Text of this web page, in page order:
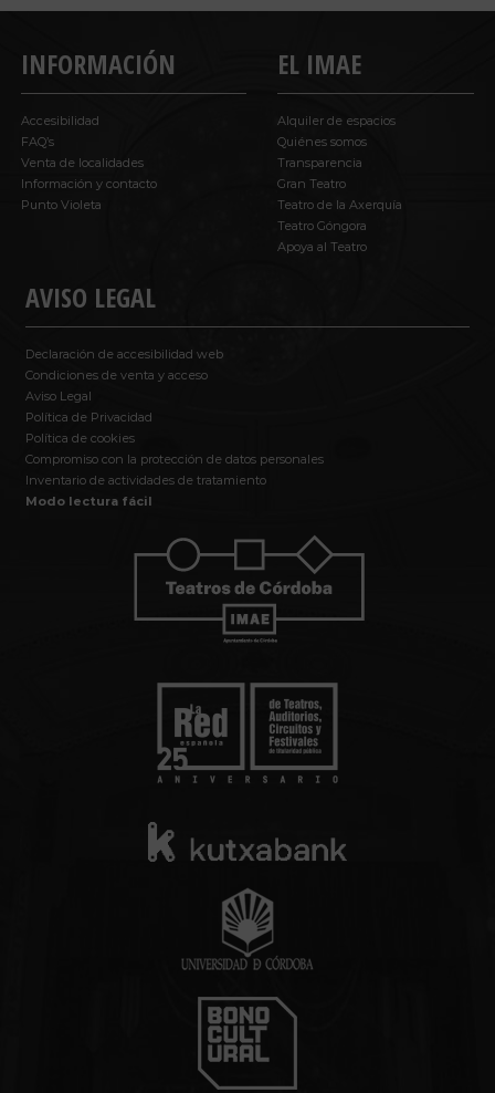
INFORMACIÓN
Accesibilidad
FAQ’s
Venta de localidades
Información y contacto
Punto Violeta
AVISO LEGAL
Declaración de accesibilidad web
Condiciones de venta y acceso
Aviso Legal
Política de Privacidad
Política de cookies
Compromiso con la protección de datos personales
Inventario de actividades de tratamiento
Modo lectura fácil
EL IMAE
Alquiler de espacios
Quiénes somos
Transparencia
Gran Teatro
Teatro de la Axerquía
Teatro Góngora
Apoya al Teatro